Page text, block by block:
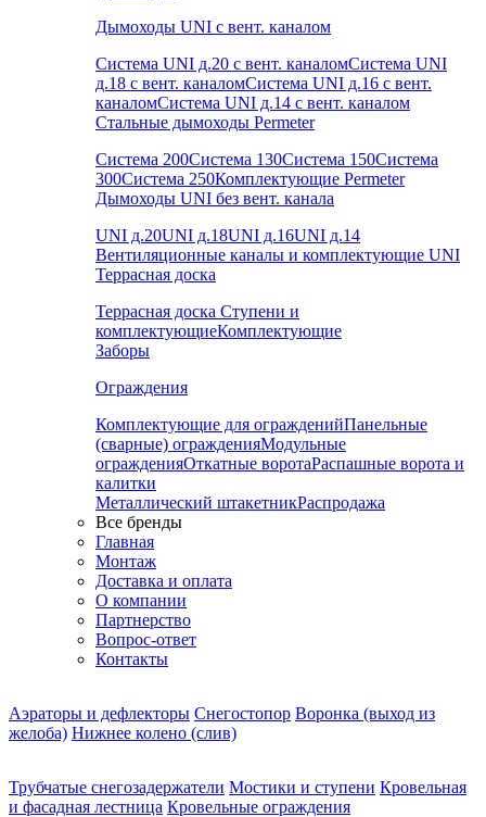
Дымоходы UNI с вент. каналом
Система UNI д.20 с вент. каналомСистема UNI
д.18 с вент. каналомСистема UNI д.16 с вент.
каналомСистема UNI д.14 с вент. каналом
Стальные дымоходы Permeter
Система 200Система 130Система 150Система
300Система 250Комплектующие Permeter
Дымоходы UNI без вент. канала
UNI д.20UNI д.18UNI д.16UNI д.14
Вентиляционные каналы и комплектующие UNI
Террасная доска
Террасная доска Ступени и
комплектующиеКомплектующие
Заборы
Ограждения
Комплектующие для огражденийПанельные
(сварные) огражденияМодульные
огражденияОткатные воротаРаспашные ворота и
калитки
Металлический штакетникРаспродажа
Все бренды
Главная
Монтаж
Доставка и оплата
О компании
Партнерство
Вопрос-ответ
Контакты
Аэраторы и дефлекторы Снегостопор Воронка (выход из
желоба) Нижнее колено (слив)
Трубчатые снегозадержатели Мостики и ступени Кровельная
и фасадная лестница Кровельные ограждения